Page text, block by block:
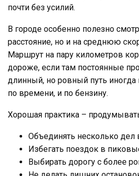
почти без усилий.
В городе особенно полезно
расстояние, но и на среднюю
Маршрут на пару километров
дороже, если там постоянные
длинный, но ровный путь
по времени, и по бензину.
Хорошая практика –
Объединять несколько дел
Избегать поездок в
Выбирать дорогу с более